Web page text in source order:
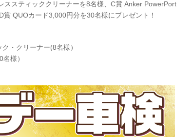
ススティッククリーナーを8名様、C賞 Anker PowerPort
QUOカード3,000円分を30名様にプレゼント！
・クリーナー(8名様）
様）